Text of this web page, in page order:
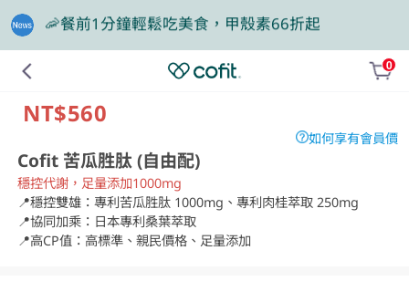
🎁買大餐包送蛋白飲，滿額再抽豪華住宿券
❤️老爸我來守護，專區商品任2件88折 0
NT$560
如何享有會員價
Cofit 苦瓜胜肽 (自由配)
穩控代謝，足量添加1000mg
📍穩控雙雄：專利苦瓜胜肽 1000mg、專利肉桂萃取 250mg
📍協同加乘：日本專利桑葉萃取
📍高CP值：高標準、親民價格、足量添加